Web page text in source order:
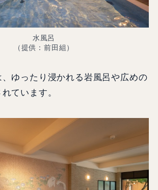
水風呂
（提供：前田組）
ゆったり浸かれる岩風呂や広めの
ています。